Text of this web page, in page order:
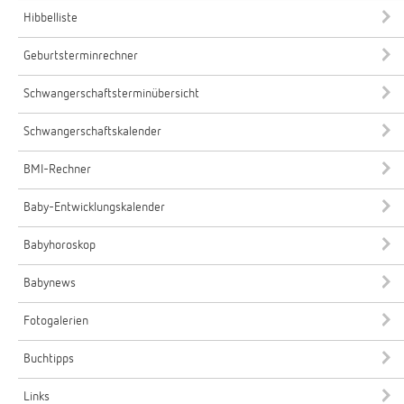
Hibbelliste
Geburtsterminrechner
Schwangerschaftsterminübersicht
Schwangerschaftskalender
BMI-Rechner
Baby-Entwicklungskalender
Babyhoroskop
Babynews
Fotogalerien
Buchtipps
Links